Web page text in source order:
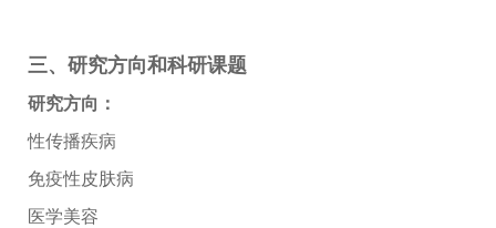
三、研究方向和科研课题
研究方向：
性传播疾病
免疫性皮肤病
医学美容